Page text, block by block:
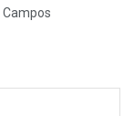
Campos